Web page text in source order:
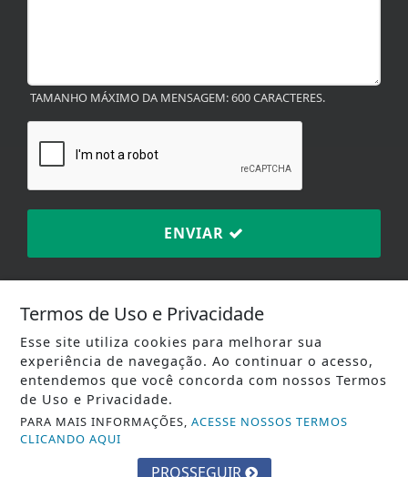
TAMANHO MÁXIMO DA MENSAGEM: 600 CARACTERES.
ENVIAR
TERMOS DE USO E
PRIVACIDADE
Plataforma:
Termos de Uso e Privacidade
Esse site utiliza cookies para melhorar sua
experiência de navegação. Ao continuar o acesso,
entendemos que você concorda com nossos Termos
de Uso e Privacidade.
PARA MAIS INFORMAÇÕES,ACESSE NOSSOS TERMOS
CLICANDO AQUI
PROSSEGUIR